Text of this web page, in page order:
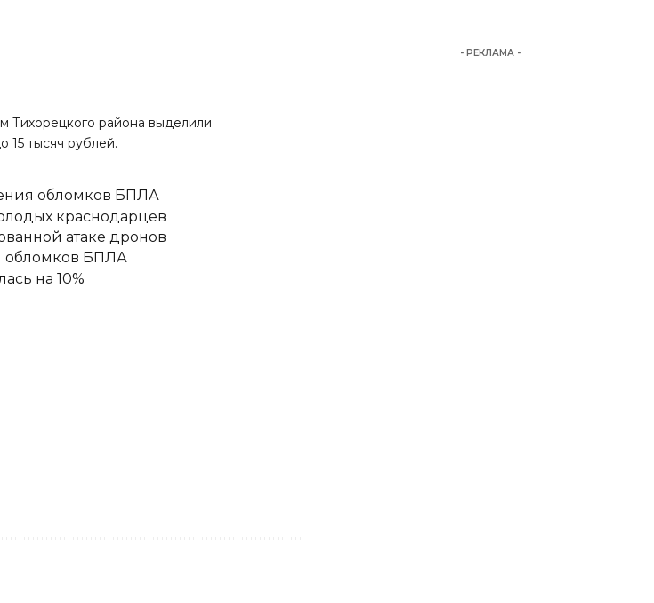
Тихорецкого района выделили
тысяч рублей.
обломков БПЛА
краснодарцев
атаке дронов
обломков БПЛА
на 10%
- РЕКЛАМА -